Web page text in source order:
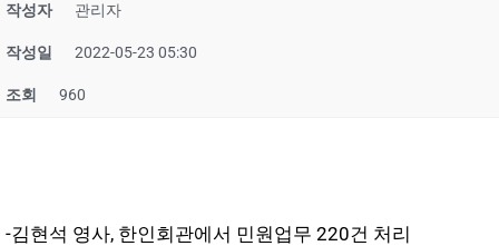
작성자 관리자
작성일 2022-05-23 05:30
조회 960
-김현석 영사, 한인회관에서 민원업무 220건 처리